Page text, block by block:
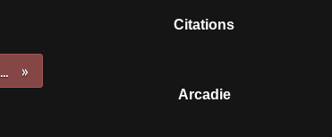
Mikhaïl Kouzmine (1872-1936) : à la fête
Citations
Arcadie